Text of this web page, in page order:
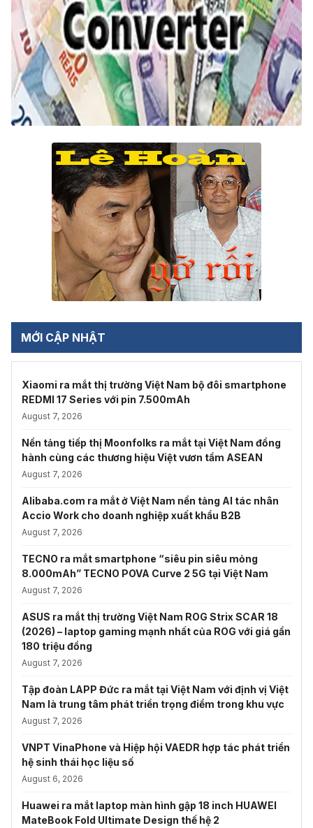
MỚI CẬP NHẬT
Xiaomi ra mắt thị trường Việt Nam bộ đôi smartphone
REDMI 17 Series với pin 7.500mAh
August 7, 2026
Nền tảng tiếp thị Moonfolks ra mắt tại Việt Nam đồng
hành cùng các thương hiệu Việt vươn tầm ASEAN
August 7, 2026
Alibaba.com ra mắt ở Việt Nam nền tảng AI tác nhân
Accio Work cho doanh nghiệp xuất khẩu B2B
August 7, 2026
TECNO ra mắt smartphone “siêu pin siêu mỏng
8.000mAh” TECNO POVA Curve 2 5G tại Việt Nam
August 7, 2026
ASUS ra mắt thị trường Việt Nam ROG Strix SCAR 18
(2026) – laptop gaming mạnh nhất của ROG với giá gần
180 triệu đồng
August 7, 2026
Tập đoàn LAPP Đức ra mắt tại Việt Nam với định vị Việt
Nam là trung tâm phát triển trọng điểm trong khu vực
August 7, 2026
VNPT VinaPhone và Hiệp hội VAEDR hợp tác phát triển
hệ sinh thái học liệu số
August 6, 2026
Huawei ra mắt laptop màn hình gập 18 inch HUAWEI
MateBook Fold Ultimate Design thế hệ 2